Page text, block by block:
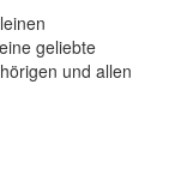
geliebte
und allen